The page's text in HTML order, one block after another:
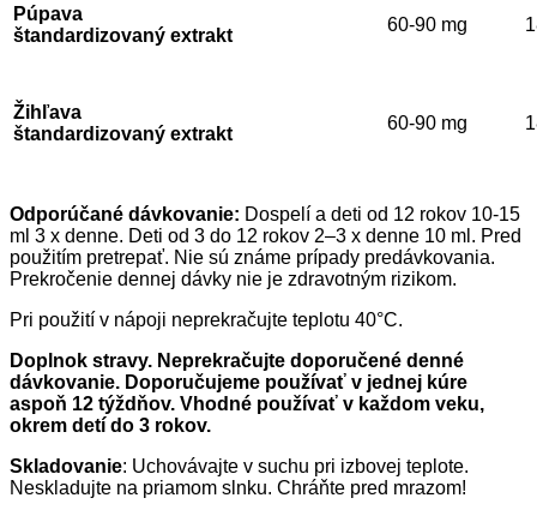
Púpava​
štandardizovaný extrakt
60-90 mg
Žihľava
štandardizovaný extrakt
60-90 mg
Odporúčané dávkovanie: Dospelí a deti od 12 rokov 10-15
ml 3 x denne. Deti od 3 do 12 rokov 2–3 x denne 10 ml. Pred
použitím pretrepať. Nie sú známe prípady predávkovania.
Prekročenie dennej dávky nie je zdravotným rizikom.
Pri použití v nápoji neprekračujte teplotu 40°C.
Doplnok stravy. Neprekračujte doporučené denné
dávkovanie. Doporučujeme používať v jednej kúre
aspoň 12 týždňov. Vhodné používať v každom veku,
okrem detí do 3 rokov.
Skladovanie: Uchovávajte v suchu pri izbovej teplote.
Neskladujte na priamom slnku. Chráňte pred mrazom!